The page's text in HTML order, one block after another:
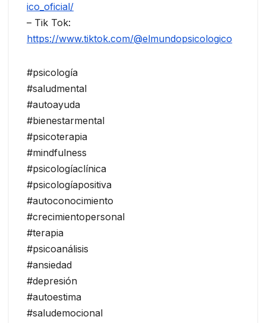
ico_oficial/
– Tik Tok:
https://www.tiktok.com/@elmundopsicologico
#psicología
#saludmental
#autoayuda
#bienestarmental
#psicoterapia
#mindfulness
#psicologíaclínica
#psicologíapositiva
#autoconocimiento
#crecimientopersonal
#terapia
#psicoanálisis
#ansiedad
#depresión
#autoestima
#saludemocional